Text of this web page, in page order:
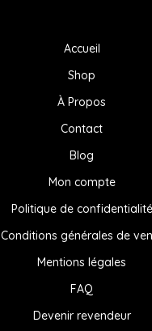
Accueil
Shop
À Propos
Contact
Blog
Mon compte
Politique de confidentialité
Conditions générales de
Mentions légales
FAQ
Devenir revendeur